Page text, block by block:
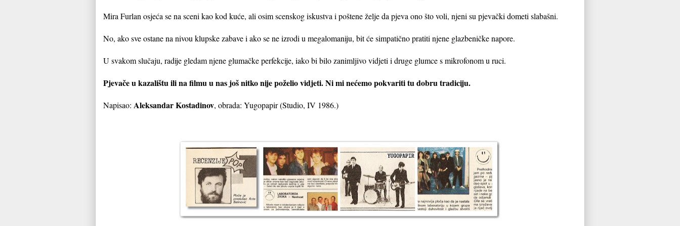
Mira Furlan osjeća se na sceni kao kod kuće, ali osim scenskog iskustva i poštene želje da pjeva ono što voli, njeni su pjevački dometi slabašni.
No, ako sve ostane na nivou klupske zabave i ako se ne izrodi u megalomaniju, bit će simpatično pratiti njene glazbeničke napore.
U svakom slučaju, radije gledam njene glumačke perfekcije, iako bi bilo zanimljivo vidjeti i druge glumce s mikrofonom u ruci.
Pjevače u kazalištu ili na filmu u nas još nitko nije poželio vidjeti. Ni mi nećemo pokvariti tu dobru tradiciju.
Napisao: Aleksandar Kostadinov, obrada: Yugopapir (Studio, IV 1986.)